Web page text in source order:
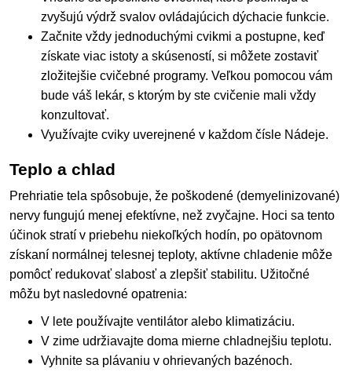
zvyšujú výdrž svalov ovládajúcich dýchacie funkcie.
Začnite vždy jednoduchými cvikmi a postupne, keď
získate viac istoty a skúseností, si môžete zostaviť
zložitejšie cvičebné programy. Veľkou pomocou vám
bude váš lekár, s ktorým by ste cvičenie mali vždy
konzultovať.
Využívajte cviky uverejnené v každom čísle Nádeje.
Teplo a chlad
Prehriatie tela spôsobuje, že poškodené (demyelinizované)
nervy fungujú menej efektívne, než zvyčajne. Hoci sa tento
účinok stratí v priebehu niekoľkých hodín, po opätovnom
získaní normálnej telesnej teploty, aktívne chladenie môže
pomôcť redukovať slabosť a zlepšiť stabilitu. Užitočné
môžu byt nasledovné opatrenia:
V lete používajte ventilátor alebo klimatizáciu.
V zime udržiavajte doma mierne chladnejšiu teplotu.
Vyhnite sa plávaniu v ohrievaných bazénoch.